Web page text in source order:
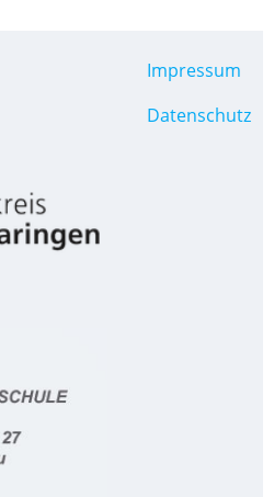
Impressum
Datenschutz